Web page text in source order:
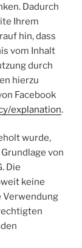
Dadurch
Ihrem
hin, dass
vom Inhalt
durch
hierzu
Facebook
explanation.
wurde,
von
Die
keine
Verwendung